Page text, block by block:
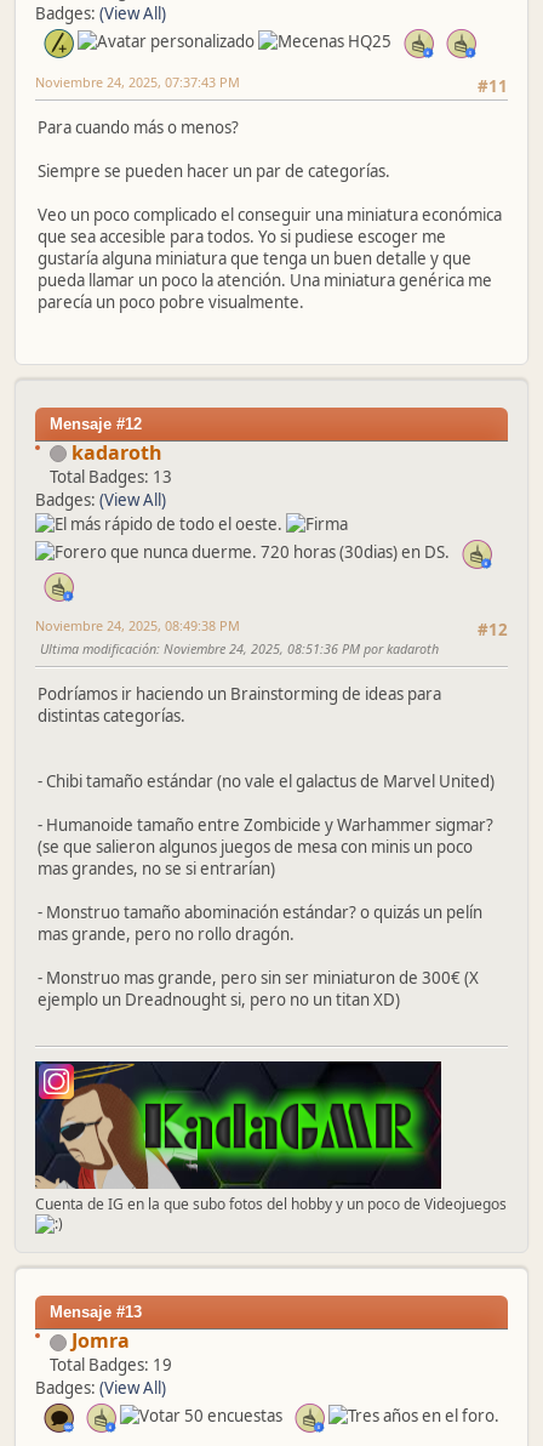
Badges: (View All)
#11
Noviembre 24, 2025, 07:37:43 PM
Para cuando más o menos?
Siempre se pueden hacer un par de categorías.
Veo un poco complicado el conseguir una miniatura económica
que sea accesible para todos. Yo si pudiese escoger me
gustaría alguna miniatura que tenga un buen detalle y que
pueda llamar un poco la atención. Una miniatura genérica me
parecía un poco pobre visualmente.
Mensaje #12
kadaroth
Total Badges: 13
Badges: (View All)
#12
Noviembre 24, 2025, 08:49:38 PM
Ultima modificación: Noviembre 24, 2025, 08:51:36 PM por kadaroth
Podríamos ir haciendo un Brainstorming de ideas para
distintas categorías.
- Chibi tamaño estándar (no vale el galactus de Marvel United)
- Humanoide tamaño entre Zombicide y Warhammer sigmar?
(se que salieron algunos juegos de mesa con minis un poco
mas grandes, no se si entrarían)
- Monstruo tamaño abominación estándar? o quizás un pelín
mas grande, pero no rollo dragón.
- Monstruo mas grande, pero sin ser miniaturon de 300€ (X
ejemplo un Dreadnought si, pero no un titan XD)
Cuenta de IG en la que subo fotos del hobby y un poco de Videojuegos
Mensaje #13
Jomra
Total Badges: 19
Badges: (View All)